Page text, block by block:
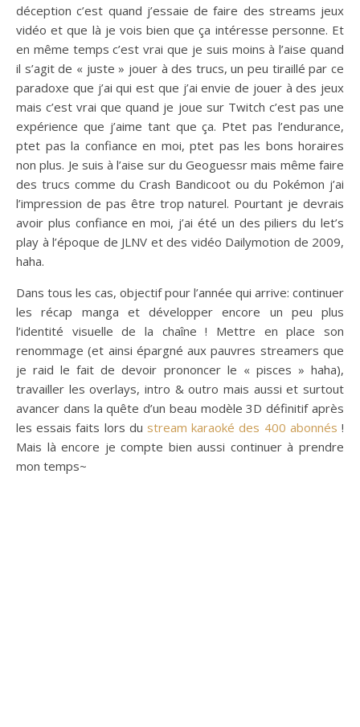
déception c’est quand j’essaie de faire des streams jeux
vidéo et que là je vois bien que ça intéresse personne. Et
en même temps c’est vrai que je suis moins à l’aise quand
il s’agit de « juste » jouer à des trucs, un peu tiraillé par ce
paradoxe que j’ai qui est que j’ai envie de jouer à des jeux
mais c’est vrai que quand je joue sur Twitch c’est pas une
expérience que j’aime tant que ça. Ptet pas l’endurance,
ptet pas la confiance en moi, ptet pas les bons horaires
non plus. Je suis à l’aise sur du Geoguessr mais même faire
des trucs comme du Crash Bandicoot ou du Pokémon j’ai
l’impression de pas être trop naturel. Pourtant je devrais
avoir plus confiance en moi, j’ai été un des piliers du let’s
play à l’époque de JLNV et des vidéo Dailymotion de 2009,
haha.
Dans tous les cas, objectif pour l’année qui arrive: continuer
les récap manga et développer encore un peu plus
l’identité visuelle de la chaîne ! Mettre en place son
renommage (et ainsi épargné aux pauvres streamers que
je raid le fait de devoir prononcer le « pisces » haha),
travailler les overlays, intro & outro mais aussi et surtout
avancer dans la quête d’un beau modèle 3D définitif après
les essais faits lors du stream karaoké des 400 abonnés !
Mais là encore je compte bien aussi continuer à prendre
mon temps~